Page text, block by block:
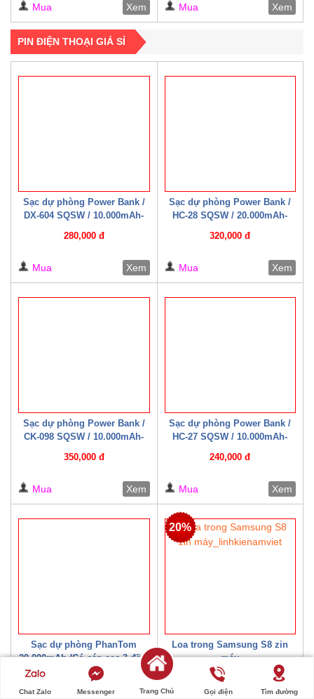
Mua Xem Mua Xem
PIN ĐIỆN THOẠI GIÁ SỈ
Sạc dự phòng Power Bank /
DX-604 SQSW / 10.000mAh-
280,000 đ
Mua Xem
Sạc dự phòng Power Bank /
HC-28 SQSW / 20.000mAh-
Trắng/ Đen
320,000 đ
Mua Xem
Sạc dự phòng Power Bank /
CK-098 SQSW / 10.000mAh-
350,000 đ
Mua Xem
Sạc dự phòng Power Bank /
HC-27 SQSW / 10.000mAh-
Trắng/ Đen
240,000 đ
Mua Xem
Sạc dự phòng PhanTom
20.000mAh (Có cáp sạc 3 đầu)
300,000 đ
Loa trong Samsung S8 zin
máy
20,000 đ
20%
Chat Zalo Messenger Trang Chủ Gọi điện Tìm đường